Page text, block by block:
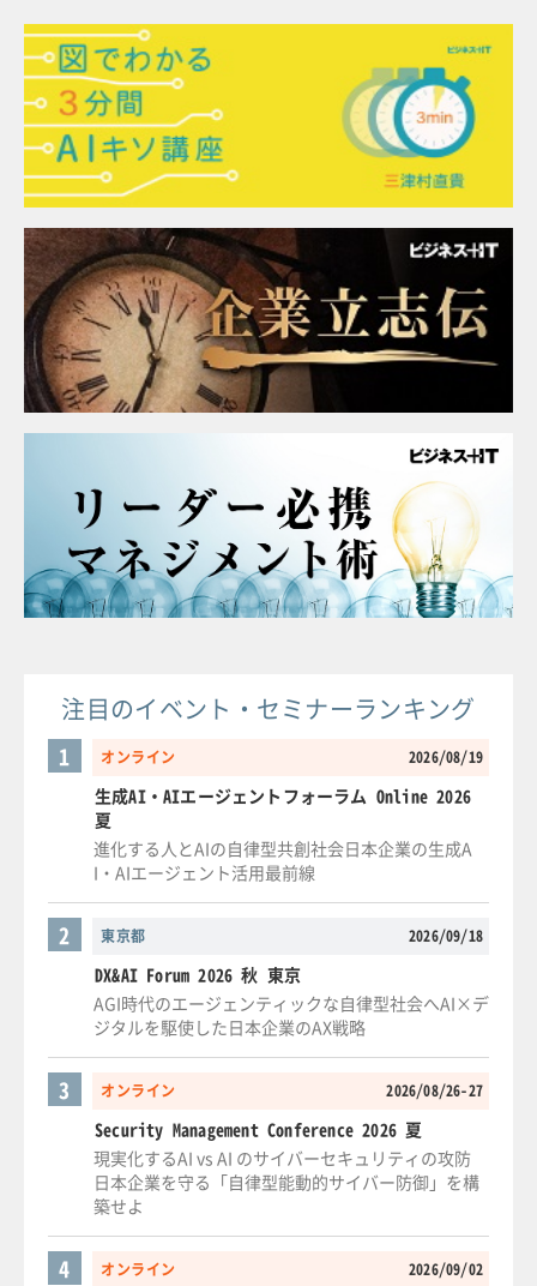
注目のイベント・セミナーランキング
オンライン 2026/08/19
1
生成AI・AIエージェントフォーラム Online 2026
夏
進化する人とAIの自律型共創社会日本企業の生成A
I・AIエージェント活用最前線
東京都 2026/09/18
2
DX&AI Forum 2026 秋 東京
AGI時代のエージェンティックな自律型社会へAI×デ
ジタルを駆使した日本企業のAX戦略
オンライン 2026/08/26-27
3
Security Management Conference 2026 夏
現実化するAI vs AI のサイバーセキュリティの攻防
日本企業を守る「自律型能動的サイバー防御」を構
築せよ
オンライン 2026/09/02
4